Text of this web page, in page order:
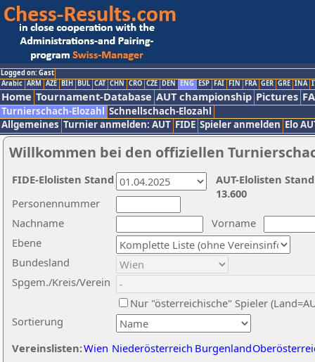
Logged on: Gast
Arabic ARM AZE BIH BUL CAT CHN CRO CZE DEN ENG ESP FAI FIN FRA GER GRE INA
Home Tournament-Database AUT championship Pictures
Turnierschach-Elozahl Schnellschach-Elozahl
Allgemeines Turnier anmelden: AUT FIDE Spieler anmelden Elo
Willkommen bei den offiziellen
Nachname
Vorname
Ebene
Sortierung
Personennummer
Bundesland
Spgem./Kreis/Verein
Nur "österreichische" Spieler
Vereinslisten:Wien Niederösterreich Burgenland
AUT-Elolisten
13.600
FIDE-Elolisten Stand